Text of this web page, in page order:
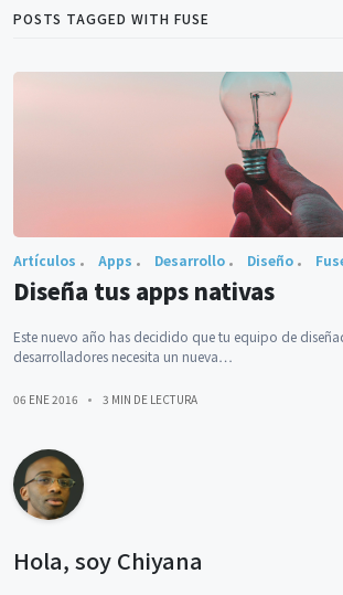
POSTS TAGGED WITH FUSE
Artículos Apps Desarrollo Diseño
Diseña tus apps nativas
Este nuevo año has decidido que tu equipo de
desarrolladores necesita un nueva…
06 ENE 2016 3 MIN DE LECTURA
Hola, soy Chiyana